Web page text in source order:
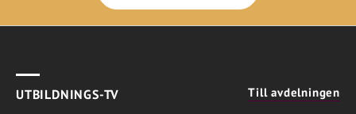
UTBILDNINGS-TV Till avdelningen